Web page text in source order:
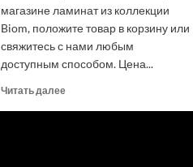
магазине ламинат из коллекции
Biom, положите товар в корзину или
свяжитесь с нами любым
доступным способом. Цена...
Читать далееПрочитать